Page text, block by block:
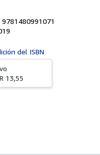
9781480991071
del ISBN
13,55